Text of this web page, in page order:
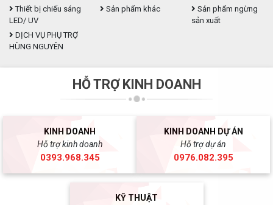
Thiết bị chiếu sáng
LED/ UV
Sản phẩm khác
Sản phẩm ngừng
sản xuất
DỊCH VỤ PHỤ TRỢ
HÙNG NGUYÊN
HỖ TRỢ KINH DOANH
KINH DOANH
Hỗ trợ kinh doanh
0393.968.345
KINH DOANH DỰ ÁN
Hỗ trợ dự án
0976.082.395
KỸ THUẬT